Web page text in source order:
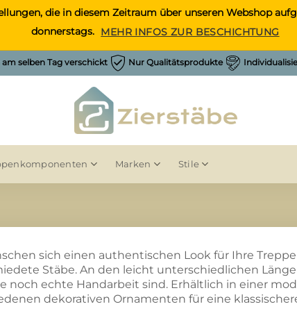
die in diesem Zeitraum über unseren Webshop
donnerstags. MEHR INFOS ZUR BESCHICHTUNG
selben Tag verschickt Nur Qualitätsprodukte
Marken Stile
sich einen authentischen Look für Ihre
Stäbe. An den leicht unterschiedlichen
noch echte Handarbeit sind. Erhältlich in einer
dekorativen Ornamenten für eine